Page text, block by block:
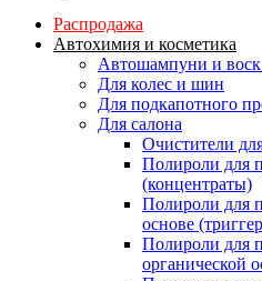
Распродажа
Автохимия и косметика
Автошампуни и
Для колес и шин
Для подкапотного
Для салона
Очистители
Полироли для
(концентраты)
Полироли для
основе
Полироли для
органической